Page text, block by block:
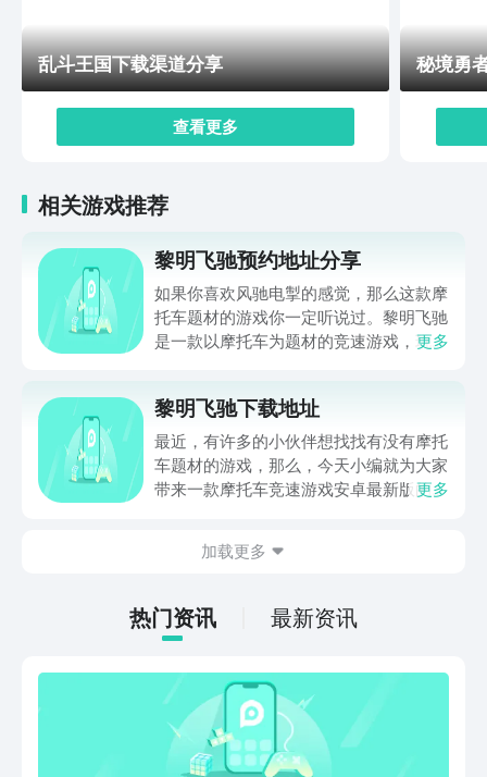
乱斗王国下载渠道分享
查看更多
秘境勇
相关游戏推荐
黎明飞驰预约地址分享
如果你喜欢风驰电掣的感觉，那么这款摩
托车题材的游戏你一定听说过。黎明飞驰
是一款以摩托车为题材的竞速游戏，玩家
呢？黎明飞驰又都有什么独特的玩法呢？
那就让大家随着小编一起去看看吧：
更多
黎明飞驰下载地址
最近，有许多的小伙伴想找找有没有摩托
车题材的游戏，那么，今天小编就为大家
带来一款摩托车竞速游戏安卓最新版的黎
一把竞速的快感，试试看自己的车技是否
更多
加载更多
热门资讯 最新资讯